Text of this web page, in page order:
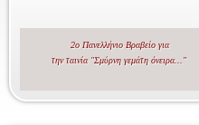
2ο Πανελλήνιο Βραβείο για
την ταινία "Σμύρνη γεμάτη όνειρα..."